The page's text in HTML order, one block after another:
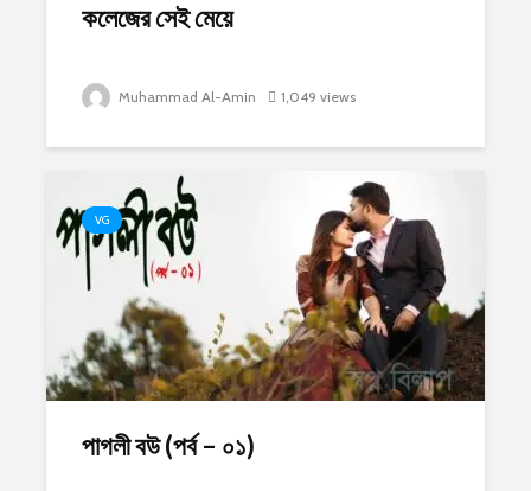
কলেজের সেই মেয়ে
Muhammad Al-Amin 1,049 views
VG
পাগলী বউ (পর্ব – ০১)